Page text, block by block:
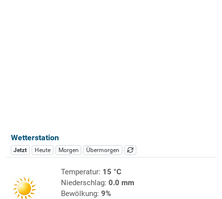
Wetterstation
Jetzt Heute Morgen Übermorgen
Temperatur: 15 °C
Niederschlag: 0.0 mm
Bewölkung: 9%